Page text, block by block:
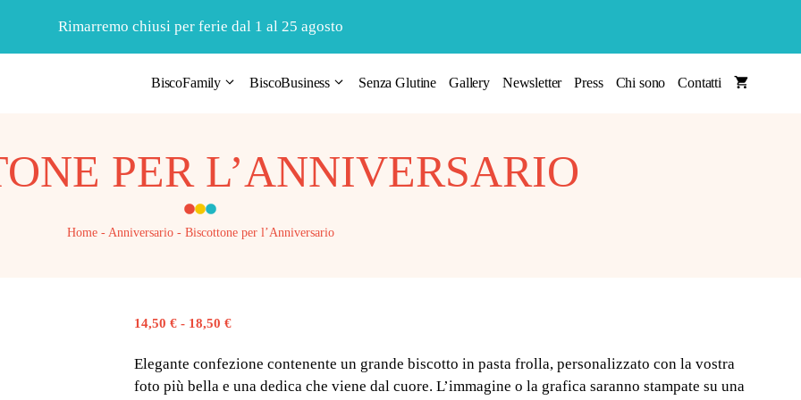
Rimarremo chiusi per ferie dal 1 al 25 agosto
BiscoFamily BiscoBusiness Senza Glutine Gallery Newsletter Press Chi sono Contatti
PER L’ANNIVERSARIO
Home- Anniversario- Biscottone per l’Anniversario
14,50 € - 18,50 €Fascia
prezzo:
da
Elegante confezione contenente un grande biscotto in pasta frolla, personalizzato con la vostra
foto più bella e una dedica che viene dal cuore. L’immagine o la grafica saranno stampate su una